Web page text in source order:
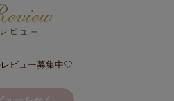
ビュー募集中♡